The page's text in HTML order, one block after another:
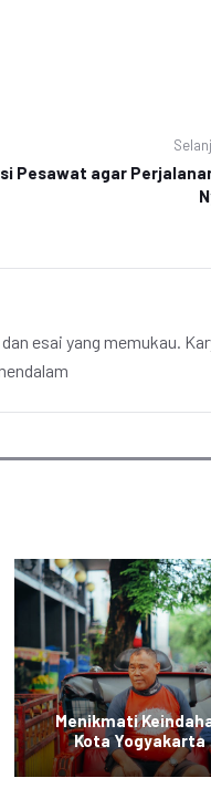
Pesawat agar
esai yang memukau.
Menikmati
Kota Yogyakarta